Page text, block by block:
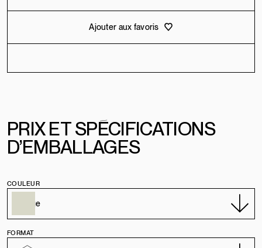
Ajouter aux favoris
PRIXETSPÉCIFICATIONS
D’EMBALLAGES
COULEUR
FORMAT